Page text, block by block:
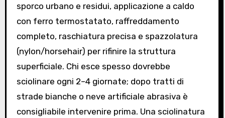
sporco urbano e residui, applicazione a caldo
con ferro termostatato, raffreddamento
completo, raschiatura precisa e spazzolatura
(nylon/horsehair) per rifinire la struttura
superficiale. Chi esce spesso dovrebbe
sciolinare ogni 2–4 giornate; dopo tratti di
strade bianche o neve artificiale abrasiva è
consigliabile intervenire prima. Una sciolinatura